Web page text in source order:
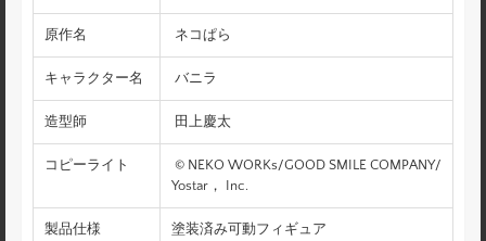
原作名 ネコぱら
キャラクター名 バニラ
造型師 田上慶太
コピーライト
© NEKO WORKs/GOOD SMILE COMPANY/
Yostar， Inc.
製品仕様
塗装済み可動フィギュア